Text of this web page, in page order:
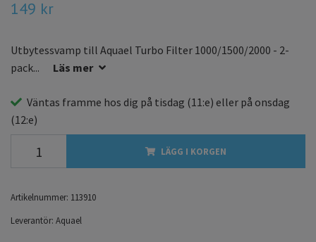
149 kr
Utbytessvamp till Aquael Turbo Filter 1000/1500/2000 - 2-
pack...
Läs mer
Väntas framme hos dig på tisdag (11:e) eller på onsdag
(12:e)
LÄGG I KORGEN
Artikelnummer: 113910
Leverantör: Aquael